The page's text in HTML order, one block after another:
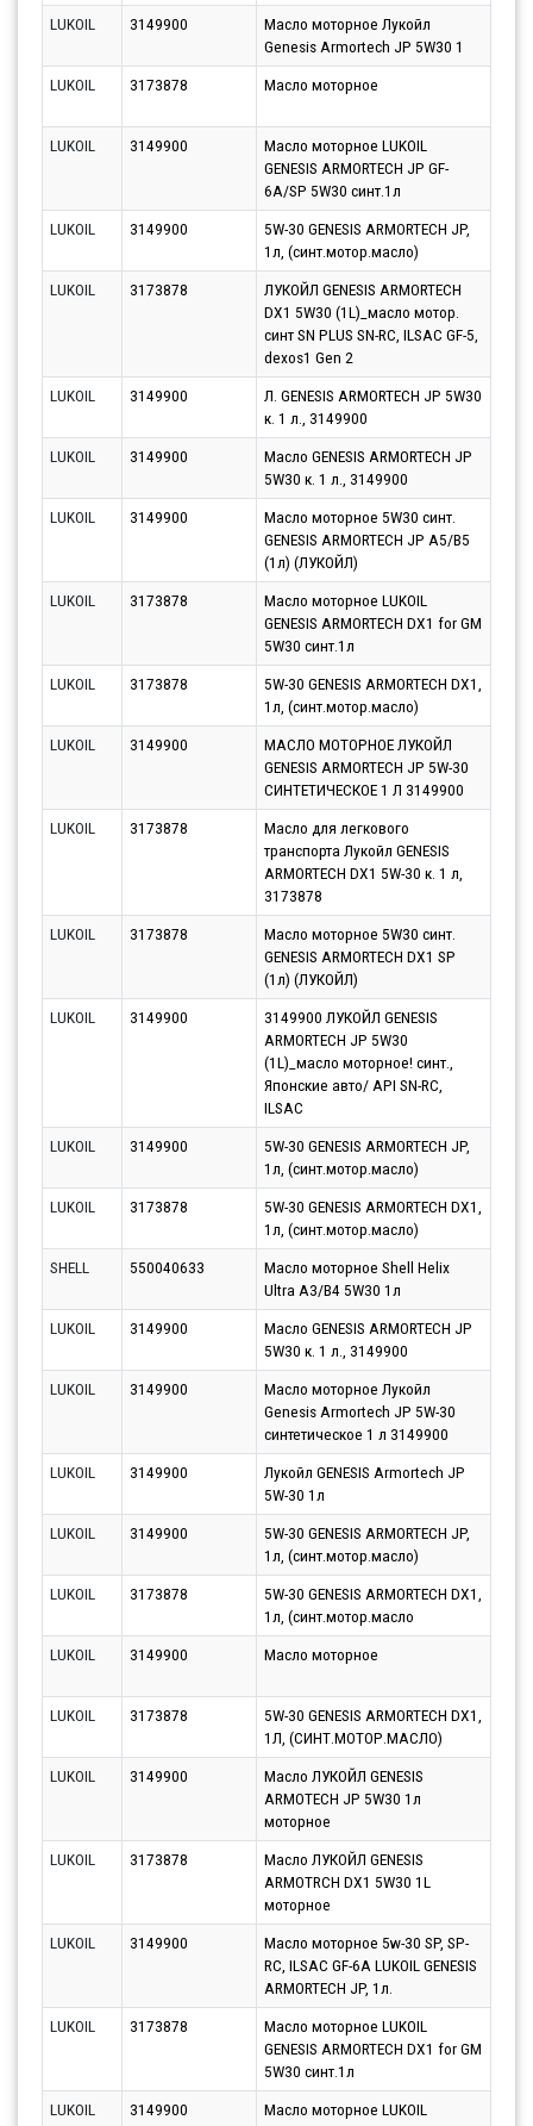
LUKOIL
3149900
Масло моторное Лукойл
Genesis Armortech JP 5W30 1
LUKOIL
3173878 Масло моторное
LUKOIL
3149900
Масло моторное LUKOIL
GENESIS ARMORTECH JP GF-
6A/SP 5W30 синт.1л
LUKOIL 3149900
5W-30 GENESIS ARMORTECH JP,
1л, (синт.мотор.масло)
LUKOIL
3173878
ЛУКОЙЛ GENESIS ARMORTECH
DX1 5W30 (1L)_масло мотор.
синт SN PLUS SN-RC, ILSAC GF-5,
dexos1 Gen 2
LUKOIL 3149900
Л. GENESIS ARMORTECH JP 5W30
к. 1 л., 3149900
LUKOIL
3149900
Масло GENESIS ARMORTECH JP
5W30 к. 1 л., 3149900
LUKOIL
3149900
Масло моторное 5W30 синт.
GENESIS ARMORTECH JP A5/B5
(1л) (ЛУКОЙЛ)
LUKOIL 3173878
Масло моторное LUKOIL
GENESIS ARMORTECH DX1 for GM
5W30 синт.1л
LUKOIL 3173878
5W-30 GENESIS ARMORTECH DX1,
1л, (синт.мотор.масло)
LUKOIL
3149900
МАСЛО МОТОРНОЕ ЛУКОЙЛ
GENESIS ARMORTECH JP 5W-30
СИНТЕТИЧЕСКОЕ 1 Л 3149900
LUKOIL 3173878
Масло для легкового
транспорта Лукойл GENESIS
ARMORTECH DX1 5W-30 к. 1 л,
3173878
LUKOIL 3173878
Масло моторное 5W30 синт.
GENESIS ARMORTECH DX1 SP
(1л) (ЛУКОЙЛ)
LUKOIL 3149900
3149900 ЛУКОЙЛ GENESIS
ARMORTECH JP 5W30
(1L)_масло моторное! синт.,
Японские авто/ API SN-RC,
ILSAC
LUKOIL 3149900
5W-30 GENESIS ARMORTECH JP,
1л, (синт.мотор.масло)
LUKOIL
3173878
5W-30 GENESIS ARMORTECH DX1,
1л, (синт.мотор.масло)
SHELL
550040633
Масло моторное Shell Helix
Ultra A3/B4 5W30 1л
LUKOIL
3149900
Масло GENESIS ARMORTECH JP
5W30 к. 1 л., 3149900
LUKOIL
3149900
Масло моторное Лукойл
Genesis Armortech JP 5W-30
синтетическое 1 л 3149900
LUKOIL 3149900
Лукойл GENESIS Armortech JP
5W-30 1л
LUKOIL
3149900
5W-30 GENESIS ARMORTECH JP,
1л, (синт.мотор.масло)
LUKOIL
3173878
5W-30 GENESIS ARMORTECH DX1,
1л, (синт.мотор.масло
LUKOIL
3149900 Масло моторное
LUKOIL
3173878
5W-30 GENESIS ARMORTECH DX1,
1Л, (СИНТ.МОТОР.МАСЛО)
LUKOIL
3149900
Масло ЛУКОЙЛ GENESIS
ARMOTECH JP 5W30 1л
моторное
LUKOIL 3173878
Масло ЛУКОЙЛ GENESIS
ARMOTRCH DX1 5W30 1L
моторное
LUKOIL 3149900
Масло моторное 5w-30 SP, SP-
RC, ILSAC GF-6A LUKOIL GENESIS
ARMORTECH JP, 1л.
LUKOIL 3173878
Масло моторное LUKOIL
GENESIS ARMORTECH DX1 for GM
5W30 синт.1л
LUKOIL 3149900
Масло моторное LUKOIL